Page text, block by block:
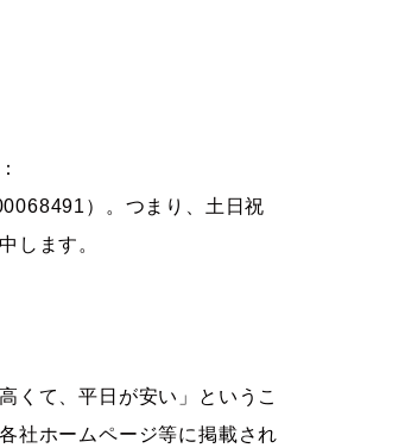
）。つまり、土日祝
します。
くて、平日が安い」というこ
社ホームページ等に掲載され